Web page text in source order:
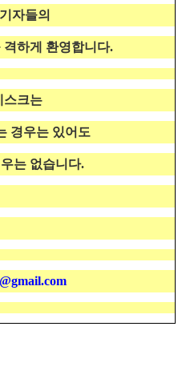
자들의
하게 환영합니다.
스크는
경우는 있어도
는 없습니다.